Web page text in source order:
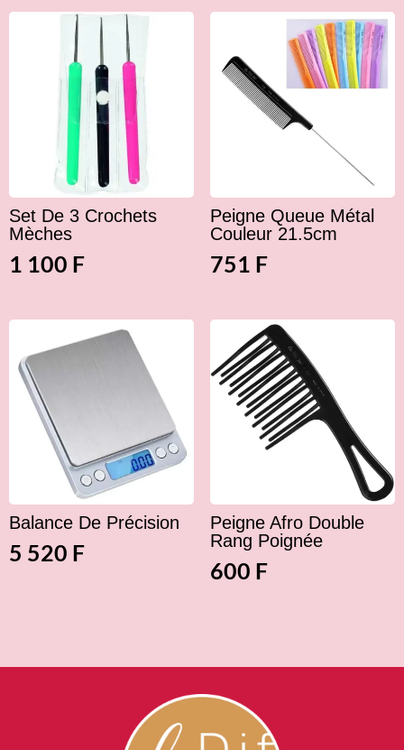
Set De 3 Crochets
Mèches
1 100 F
Peigne Queue Métal
Couleur 21.5cm
751 F
Balance De Précision
5 520 F
Peigne Afro Double
Rang Poignée
600 F